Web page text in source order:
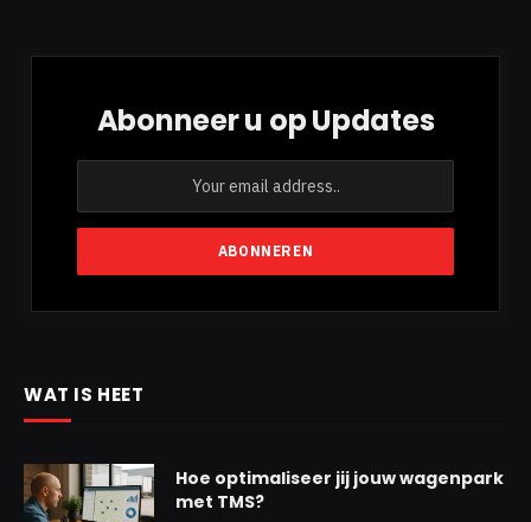
Abonneer u op Updates
WAT IS HEET
Hoe optimaliseer jij jouw wagenpark
met TMS?